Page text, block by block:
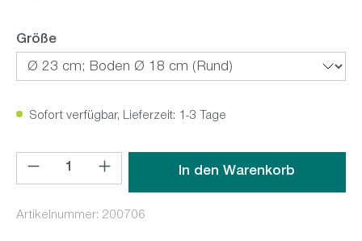
Größeauswählen
Sofort verfügbar, Lieferzeit: 1-3 Tage
Produkt Anzahl: Gib den gewünschten Wert ein oder
In den Warenkorb
Artikelnummer: 200706